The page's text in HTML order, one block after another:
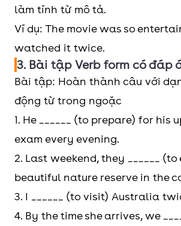
làm tính từ mô tả.
Ví dụ: The movie was so
watched it twice.
3. Bài tập Verb form có đáp
Bài tập: Hoàn thành câu với
động từ trong ngoặc
1. He ______ (to prepare) for his
exam every evening.
2. Last weekend, they ______
beautiful nature reserve in the
3. I ______ (to visit) Australia
4. By the time she arrives, we